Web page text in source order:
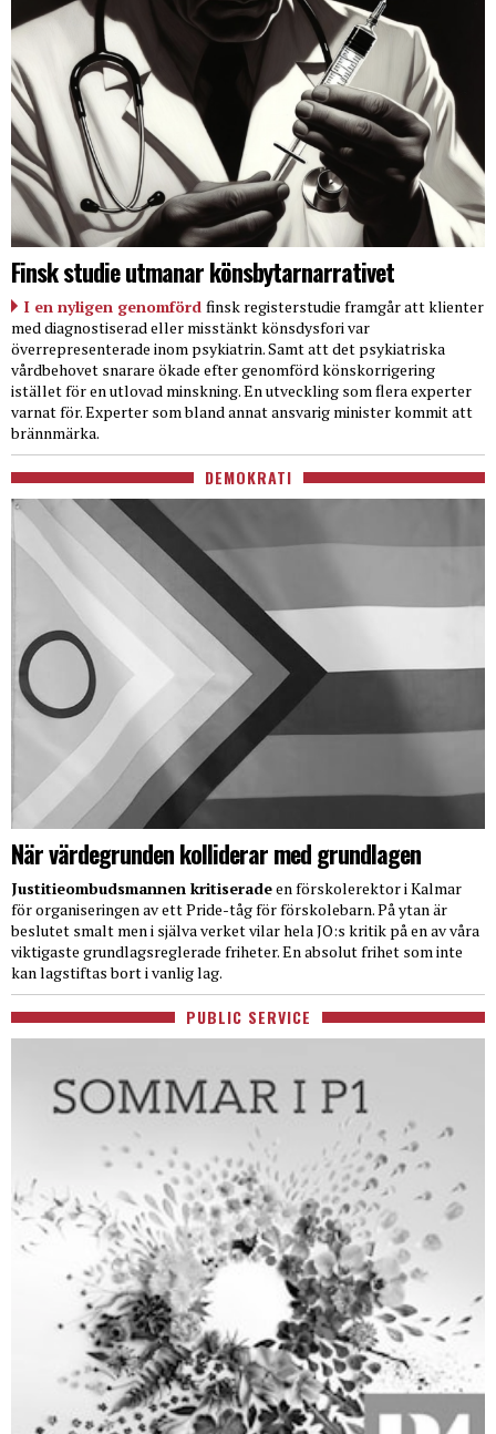
Finsk studie utmanar könsbytarnarrativet
I en nyligen genomförd finsk registerstudie framgår att klienter
med diagnostiserad eller misstänkt könsdysfori var
överrepresenterade inom psykiatrin. Samt att det psykiatriska
vårdbehovet snarare ökade efter genomförd könskorrigering
istället för en utlovad minskning. En utveckling som flera experter
varnat för. Experter som bland annat ansvarig minister kommit att
brännmärka.
DEMOKRATI
När värdegrunden kolliderar med grundlagen
Justitieombudsmannen kritiseradeen förskolerektor i Kalmar
för organiseringen av ett Pride-tåg för förskolebarn. På ytan är
beslutet smalt men i själva verket vilar hela JO:s kritik på en av våra
viktigaste grundlagsreglerade friheter. En absolut frihet som inte
kan lagstiftas bort i vanlig lag.
PUBLIC SERVICE